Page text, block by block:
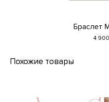
Браслет
4 900
Похожие товары